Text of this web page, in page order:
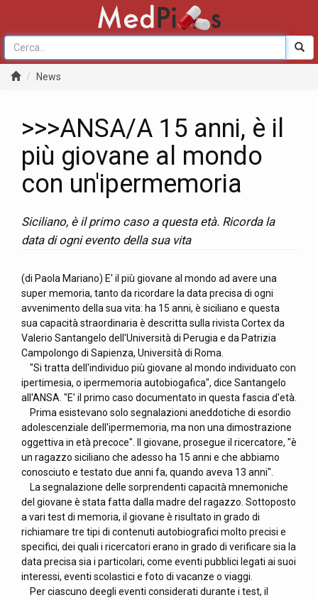
News
>>>ANSA/A 15 anni, è il
più giovane al mondo
con un'ipermemoria
Siciliano, è il primo caso a questa età. Ricorda la
data di ogni evento della sua vita
(di Paola Mariano) E' il più giovane al mondo ad avere una
super memoria, tanto da ricordare la data precisa di ogni
avvenimento della sua vita: ha 15 anni, è siciliano e questa
sua capacità straordinaria è descritta sulla rivista Cortex da
Valerio Santangelo dell'Università di Perugia e da Patrizia
Campolongo di Sapienza, Università di Roma.
"Si tratta dell'individuo più giovane al mondo individuato con
ipertimesia, o ipermemoria autobiogafica", dice Santangelo
all'ANSA. "E' il primo caso documentato in questa fascia d'età.
Prima esistevano solo segnalazioni aneddotiche di esordio
adolescenziale dell'ipermemoria, ma non una dimostrazione
oggettiva in età precoce". Il giovane, prosegue il ricercatore, "è
un ragazzo siciliano che adesso ha 15 anni e che abbiamo
conosciuto e testato due anni fa, quando aveva 13 anni".
La segnalazione delle sorprendenti capacità mnemoniche
del giovane è stata fatta dalla madre del ragazzo. Sottoposto
a vari test di memoria, il giovane è risultato in grado di
richiamare tre tipi di contenuti autobiografici molto precisi e
specifici, dei quali i ricercatori erano in grado di verificare sia la
data precisa sia i particolari, come eventi pubblici legati ai suoi
interessi, eventi scolastici e foto di vacanze o viaggi.
Per ciascuno deegli eventi considerati durante i test, il